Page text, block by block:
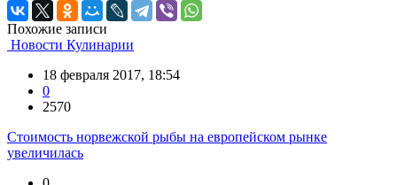
Похожие записи
Новости Кулинарии
18 февраля 2017, 18:54
0
2570
Стоимость норвежской рыбы на европейском рынке
увеличилась